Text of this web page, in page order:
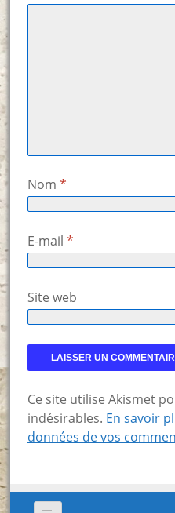
Nom *
E-mail *
Site web
Ce site utilise Akismet
indésirables. En savoir
données de vos